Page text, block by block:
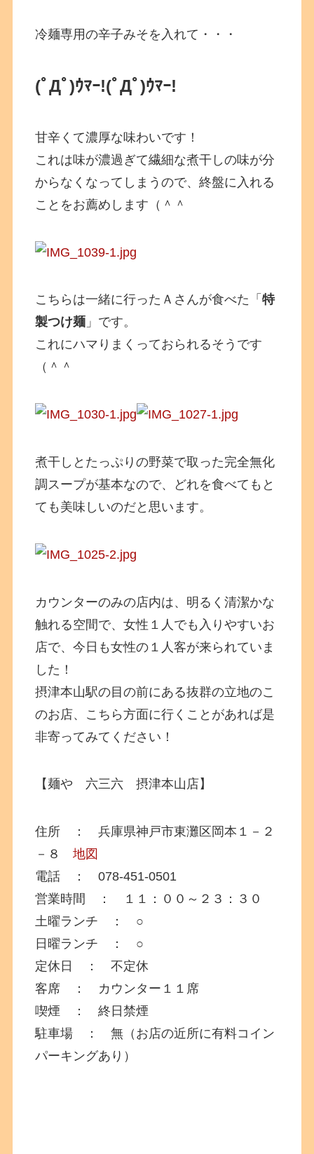
冷麺専用の辛子みそを入れて・・・
(ﾟДﾟ)ｳﾏｰ!(ﾟДﾟ)ｳﾏｰ!
甘辛くて濃厚な味わいです！
これは味が濃過ぎて繊細な煮干しの味が分
からなくなってしまうので、終盤に入れる
ことをお薦めします（＾＾
こちらは一緒に行ったＡさんが食べた「特
製つけ麺 」です。
これにハマりまくっておられるそうです
（＾＾
煮干しとたっぷりの野菜で取った完全無化
調スープが基本なので、どれを食べてもと
ても美味しいのだと思います。
カウンターのみの店内は、明るく清潔かな
触れる空間で、女性１人でも入りやすいお
店で、今日も女性の１人客が来られていま
した！
摂津本山駅の目の前にある抜群の立地のこ
のお店、こちら方面に行くことがあれば是
非寄ってみてください！
【麺や 六三六 摂津本山店】
住所 ： 兵庫県神戸市東灘区岡本１－２
－８地図
電話 ： 078-451-0501
営業時間 ： １１：００～２３：３０
土曜ランチ ： ○
日曜ランチ ： ○
定休日 ： 不定休
客席 ： カウンター１１席
喫煙 ： 終日禁煙
駐車場 ： 無（お店の近所に有料コイン
パーキングあり）